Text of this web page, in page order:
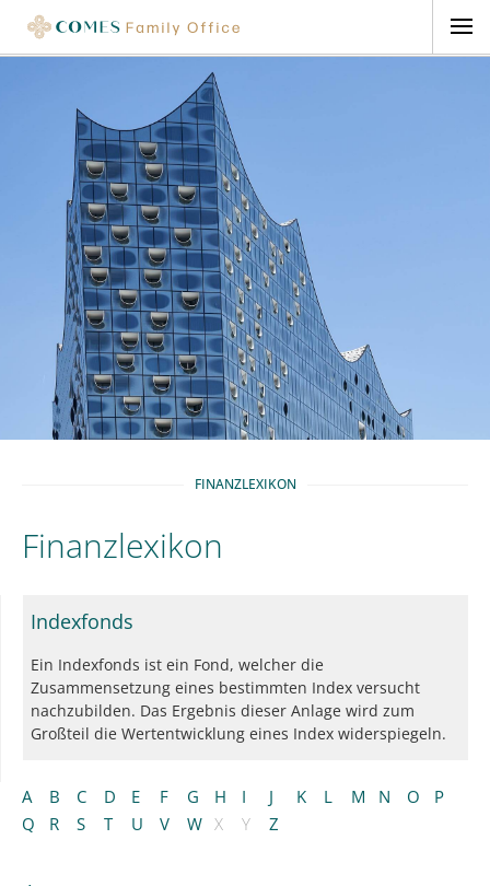
FINANZLEXIKON
Finanzlexikon
A B C D E F G H I J K L M N O
P
Q
R S T U V W X Y Z
Indexfonds
Ein Indexfonds ist ein Fond, welcher die
Zusammensetzung eines bestimmten Index versucht
nachzubilden. Das Ergebnis dieser Anlage wird zum
Großteil die Wertentwicklung eines Index widerspiegeln.